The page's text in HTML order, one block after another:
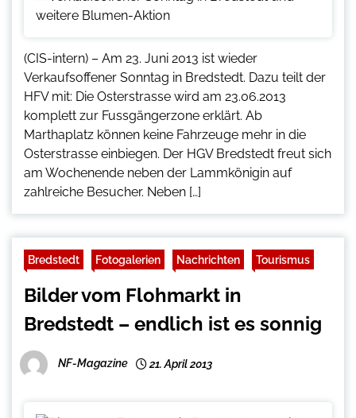
(CIS-intern) – Am 23. Juni 2013 ist wieder
Verkaufsoffener Sonntag in Bredstedt. Dazu teilt der
HFV mit: Die Osterstrasse wird am 23.06.2013
komplett zur Fussgängerzone erklärt. Ab
Marthaplatz können keine Fahrzeuge mehr in die
Osterstrasse einbiegen. Der HGV Bredstedt freut sich
am Wochenende neben der Lammkönigin auf
zahlreiche Besucher. Neben […]
Bredstedt Fotogalerien Nachrichten Tourismus
Bilder vom Flohmarkt in
Bredstedt – endlich ist es sonnig
NF-Magazine 21. April 2013